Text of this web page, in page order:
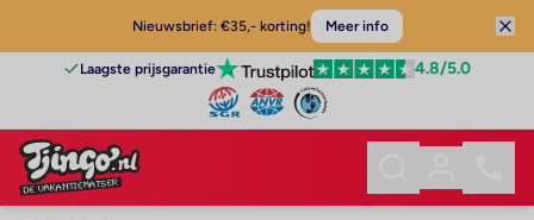
Nieuwsbrief: €35,- korting! Meer info
Laagste prijsgarantie 4.8/5.0